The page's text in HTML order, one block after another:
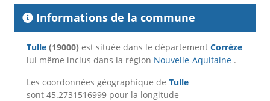
Informations de la commune
Tulle (19000) est située dans le département Corrèze
lui même inclus dans la région Nouvelle-Aquitaine .
Les coordonnées géographique de Tulle
sont 45.2731516999 pour la longitude